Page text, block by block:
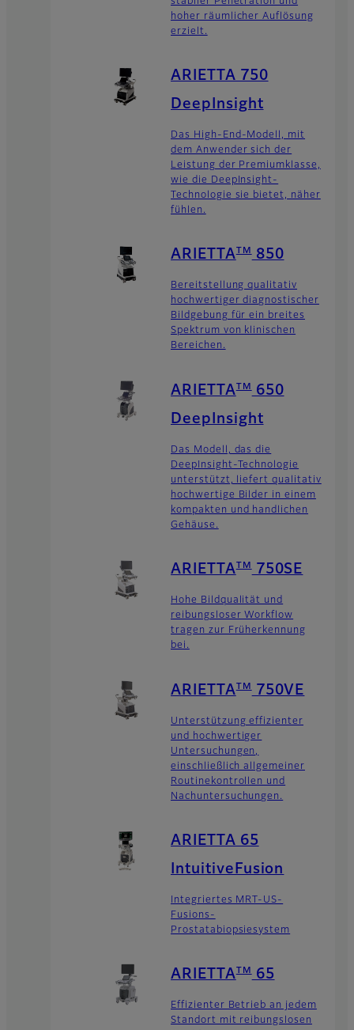
hoher räumlicher Auflösung
erzielt.
ARIETTA 750
DeepInsight
Das High-End-Modell, mit
dem Anwender sich der
Leistung der Premiumklasse,
wie die DeepInsight-
Technologie sie bietet, näher
fühlen.
ARIETTA TM 850
Bereitstellung qualitativ
hochwertiger diagnostischer
Bildgebung für ein breites
Spektrum von klinischen
Bereichen.
ARIETTA TM 650
DeepInsight
Das Modell, das die
DeepInsight-Technologie
unterstützt, liefert qualitativ
hochwertige Bilder in einem
kompakten und handlichen
Gehäuse.
ARIETTA TM 750SE
Hohe Bildqualität und
reibungsloser Workflow
tragen zur Früherkennung
bei.
ARIETTA TM 750VE
Unterstützung effizienter
und hochwertiger
Untersuchungen,
einschließlich allgemeiner
Routinekontrollen und
Nachuntersuchungen.
ARIETTA 65
IntuitiveFusion
Integriertes MRT-US-
Fusions-
Prostatabiopsiesystem
ARIETTA TM 65
Effizienter Betrieb an jedem
Standort mit reibungslosen